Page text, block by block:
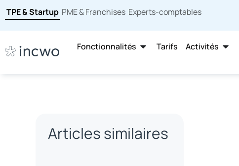
TPE & Startup PME & Franchises Experts-comptables
Fonctionnalités Tarifs Activités
Articles similaires